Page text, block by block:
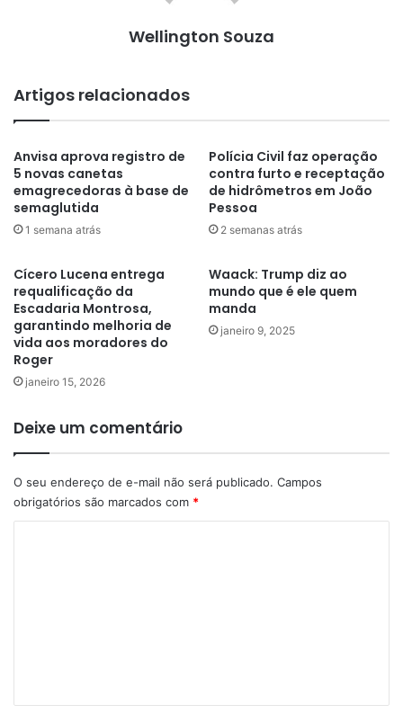
Wellington Souza
Artigos relacionados
Anvisa aprova registro de
5 novas canetas
emagrecedoras à base de
semaglutida
1 semana atrás
Polícia Civil faz operação
contra furto e receptação
de hidrômetros em João
Pessoa
2 semanas atrás
Cícero Lucena entrega
requalificação da
Escadaria Montrosa,
garantindo melhoria de
vida aos moradores do
Roger
janeiro 15, 2026
Waack: Trump diz ao
mundo que é ele quem
manda
janeiro 9, 2025
Deixe um comentário
O seu endereço de e-mail não será publicado. Campos
obrigatórios são marcados com *